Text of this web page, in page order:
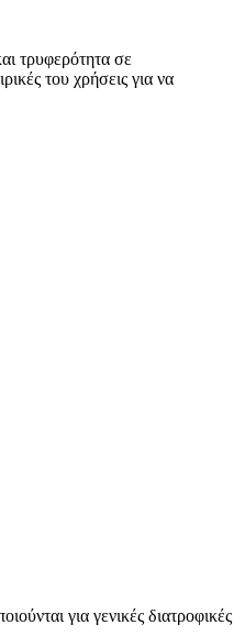
τρυφερότητα σε
του χρήσεις για να
για γενικές διατροφικές